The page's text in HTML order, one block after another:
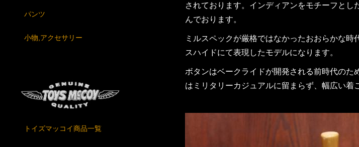
されております。インディアンをモチーフと
んでおります。
ミルスペックが厳格ではなかったおおらかな
スハイドにて表現したモデルになります。
ボタンはベークライドが開発される前時代の
はミリタリーカジュアルに留まらず、幅広い着
パンツ
小物,アクセサリー
トイズマッコイ商品一覧